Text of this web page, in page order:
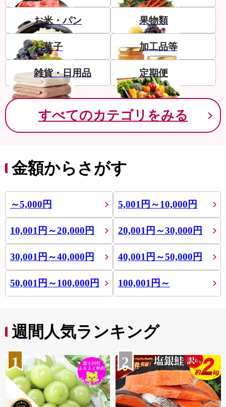
お米・パン 果物類
お菓子 加工品等
雑貨・日用品 定期便
すべてのカテゴリをみる
金額からさがす
～5,000円 5,001円～10,000円
10,001円～20,000円 20,001円～30,000円
30,001円～40,000円 40,001円～50,000円
50,001円～100,000円 100,001円～
週間人気ランキング
1 2